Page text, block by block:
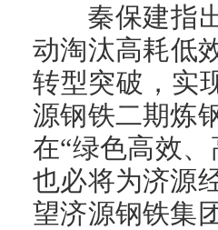
秦保建指
动淘汰高耗低
转型突破，实
源钢铁二期炼
在“绿色高效
也必将为济源
望济源钢铁集